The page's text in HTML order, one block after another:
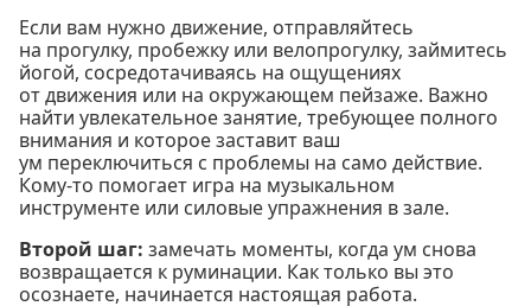
Если вам нужно движение, отправляйтесь
на прогулку, пробежку или велопрогулку, займитесь
йогой, сосредотачиваясь на ощущениях
от движения или на окружающем пейзаже. Важно
найти увлекательное занятие, требующее полного
внимания и которое заставит ваш
ум переключиться с проблемы на само действие.
Кому-то помогает игра на музыкальном
инструменте или силовые упражнения в зале.
Второй шаг: замечать моменты, когда ум снова
возвращается к руминации. Как только вы это
осознаете, начинается настоящая работа.